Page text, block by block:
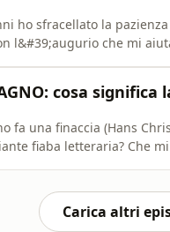
ho sfracellato la
l&#39;augurio che mi
cosa
fa una finaccia (Hans
fiaba letteraria? Che
Carica altri